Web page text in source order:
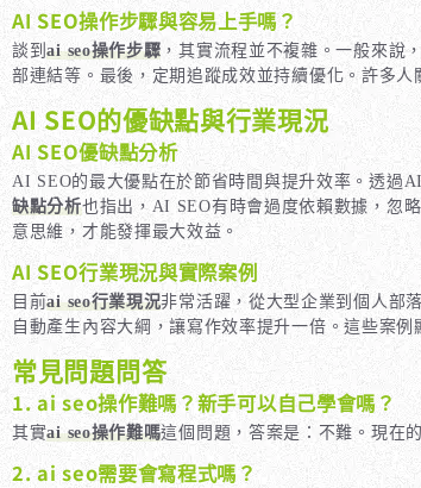
AI SEO操作步驟與容易上手嗎？
談到ai seo操作步驟 ，其實流程並不複雜。一般來說
部連結等。最後，定期追蹤成效並持續優化。許多人
AI SEO的優缺點與行業現況
AI SEO優缺點分析
AI SEO的最大優點在於節省時間與提升效率。透過
缺點分析也指出，AI SEO有時會過度依賴數據，忽
意思維，才能發揮最大效益。
AI SEO行業現況與實際案例
目前ai seo行業現況非常活躍，從大型企業到個人部
自動產生內容大綱，讓寫作效率提升一倍。這些案
常見問題問答
1. ai seo操作難嗎？新手可以自己學會嗎？
其實ai seo操作難嗎這個問題，答案是：不難。現在
2. ai seo需要會寫程式嗎？